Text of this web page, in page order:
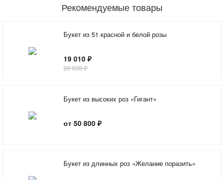
Рекомендуемые товары
Букет из 51 красной и белой розы
19 010 ₽
20 030 ₽
Букет из высоких роз «Гигант»
от 50 800 ₽
Букет из длинных роз «Желание поразить»